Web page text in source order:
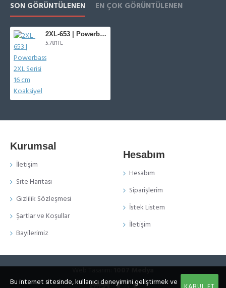
SON GÖRÜNTÜLENEN EN ÇOK GÖRÜNTÜLENEN
2XL-653 | Powerbass 2XL Serisi 16 cm Koaksiyel
5.781TL
Kurumsal
İletişim
Site Haritası
Gizlilik Sözleşmesi
Şartlar ve Koşullar
Bayilerimiz
Hesabım
Hesabım
Siparişlerim
İstek Listem
İletişim
Bu internet sitesinde, kullanıcı deneyimini geliştirmek ve